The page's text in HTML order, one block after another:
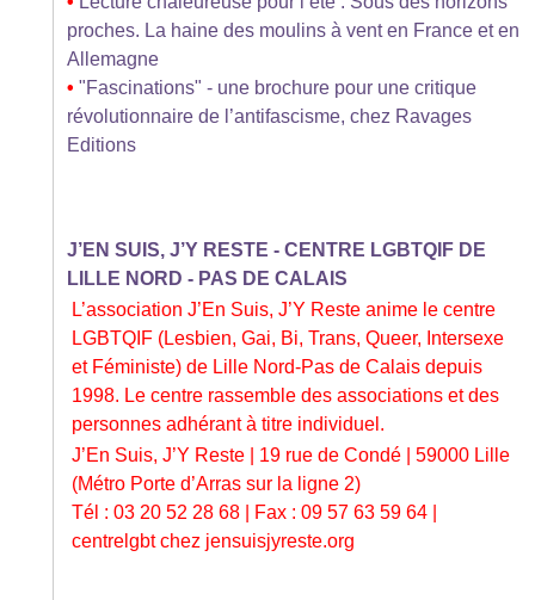
proches. La haine des moulins à vent en France et en
Allemagne
•"Fascinations" - une brochure pour une critique
révolutionnaire de l’antifascisme, chez Ravages
Editions
J’EN SUIS, J’Y RESTE - CENTRE LGBTQIF DE
LILLE NORD - PAS DE CALAIS
L’association J’En Suis, J’Y Reste anime le centre
LGBTQIF (Lesbien, Gai, Bi, Trans, Queer, Intersexe
et Féministe) de Lille Nord-Pas de Calais depuis
1998. Le centre rassemble des associations et des
personnes adhérant à titre individuel.
J’En Suis, J’Y Reste | 19 rue de Condé | 59000 Lille
(Métro Porte d’Arras sur la ligne 2)
Tél : 03 20 52 28 68 | Fax : 09 57 63 59 64 |
centrelgbtchez jensuisjyreste.org